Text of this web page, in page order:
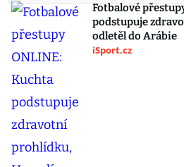
Fotbalové
podstupuje
odletěl do Arábie
iSport.cz